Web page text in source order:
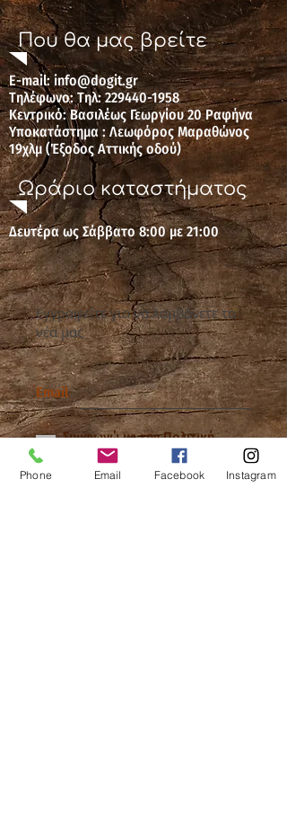
Που θα μας βρείτε
E-mail: ​​info@dogit.gr
Τηλέφωνο: Τηλ: 229440-1958
Κεντρικό: Βασιλέως Γεωργίου 20 Ραφήνα
Υποκατάστημα : Λεωφόρος Μαραθώνος
19χλμ (Έξοδος Αττικής οδού)
Ωράριο καταστήματος
Δευτέρα ως Σάββατο 8:00 με 21:00
Εγγραφείτε για να λαμβάνετε τα
νέα μας
Email
Συμφωνώ με τηνΠολιτική
Απορρήτου
Phone Email Facebook Instagram